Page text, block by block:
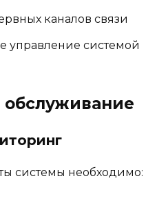
каналов связи
управление системой
системы необходимо: